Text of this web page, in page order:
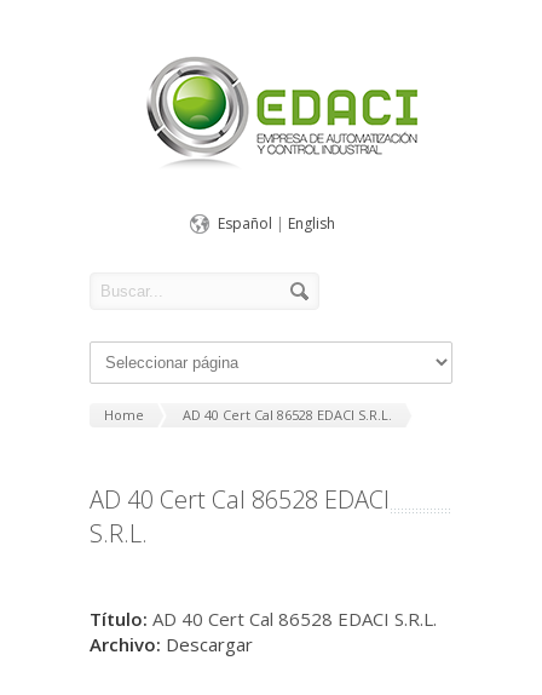
Español | English
Home AD 40 Cert Cal 86528 EDACI S.R.L.
AD 40 Cert Cal 86528 EDACI
S.R.L.
Título: AD 40 Cert Cal 86528 EDACI S.R.L.
Archivo: Descargar